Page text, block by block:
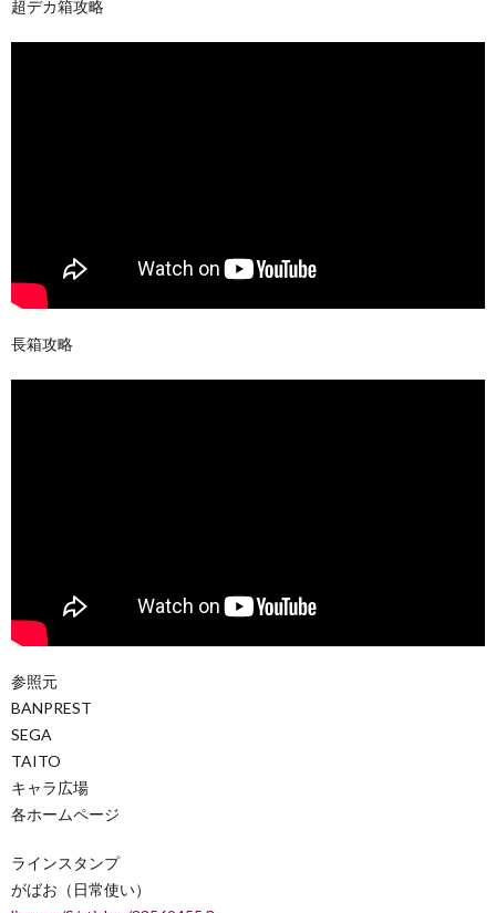
超デカ箱攻略
長箱攻略
参照元
BANPREST
SEGA
TAITO
キャラ広場
各ホームページ
ラインスタンプ
がばお（日常使い）